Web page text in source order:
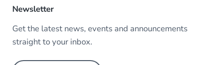
Newsletter
Get the latest news, events and announcements
straight to your inbox.